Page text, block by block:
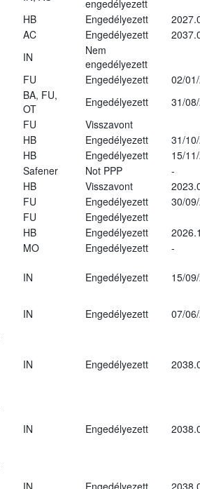
engedélyezett
HB Engedélyezett
AC Engedélyezett
IN
Nem
engedélyezett
FU Engedélyezett
02/
BA, FU,
OT
Engedélyezett
31/
FU
Visszavont
HB Engedélyezett
31/
HB Engedélyezett
15/
Safener Not PPP
-
HB Visszavont
FU Engedélyezett
30/
FU
Engedélyezett
HB Engedélyezett
MO Engedélyezett
-
IN Engedélyezett 15/
IN Engedélyezett
07/
IN Engedélyezett
IN Engedélyezett